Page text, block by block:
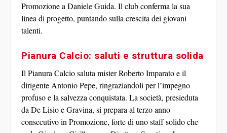
Promozione aDaniele Guida. Il club conferma la sua
linea di progetto, puntando sulla crescita dei giovani
talenti.
Pianura Calcio: saluti e struttura solida
IlPianura Calciosaluta misterRoberto Imparatoe il
dirigente Antonio Pepe, ringraziandoli per l’impegno
profuso e la salvezza conquistata. La società, presieduta
da De Lisio e Gravina, si prepara al terzo anno
consecutivo in Promozione, forte di uno staff solido che